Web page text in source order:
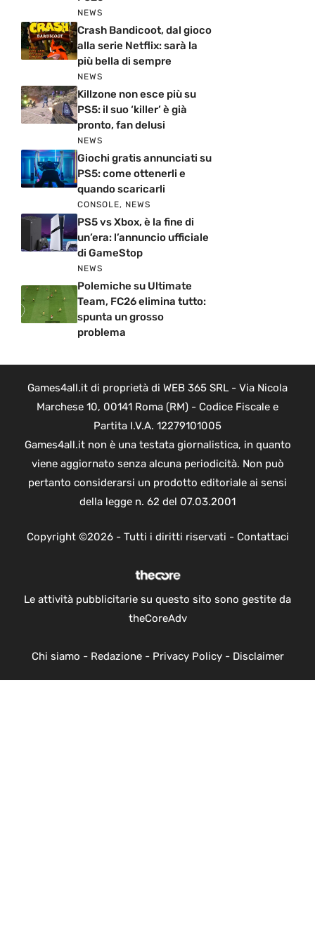
NEWS
Crash Bandicoot, dal gioco
alla serie Netflix: sarà la
più bella di sempre
NEWS
Killzone non esce più su
PS5: il suo ‘killer’ è già
pronto, fan delusi
NEWS
Giochi gratis annunciati su
PS5: come ottenerli e
quando scaricarli
CONSOLE, NEWS
PS5 vs Xbox, è la fine di
un’era: l’annuncio ufficiale
di GameStop
NEWS
Polemiche su Ultimate
Team, FC26 elimina tutto:
spunta un grosso
problema
Games4all.it di proprietà di WEB 365 SRL - Via Nicola
Marchese 10, 00141 Roma (RM) - Codice Fiscale e
Partita I.V.A. 12279101005
Games4all.it non è una testata giornalistica, in quanto
viene aggiornato senza alcuna periodicità. Non può
pertanto considerarsi un prodotto editoriale ai sensi
della legge n. 62 del 07.03.2001
Copyright ©2026 - Tutti i diritti riservati - Contattaci
Le attività pubblicitarie su questo sito sono gestite da
theCoreAdv
Chi siamo - Redazione- Privacy Policy- Disclaimer